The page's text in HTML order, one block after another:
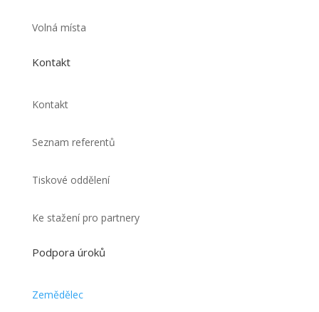
Volná místa
Kontakt
Kontakt
Seznam referentů
Tiskové oddělení
Ke stažení pro partnery
Podpora úroků
Zemědělec